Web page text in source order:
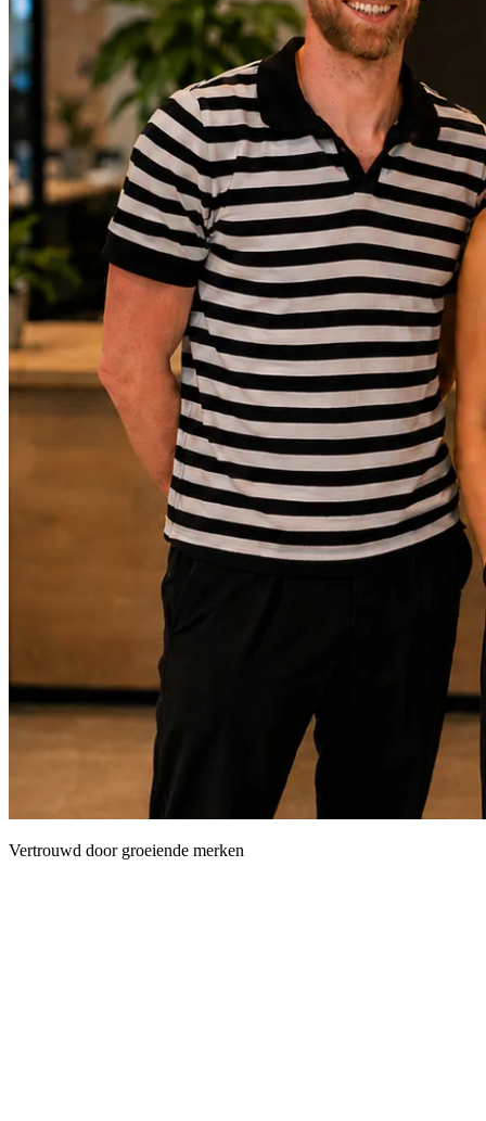
Vertrouwd door groeiende merken